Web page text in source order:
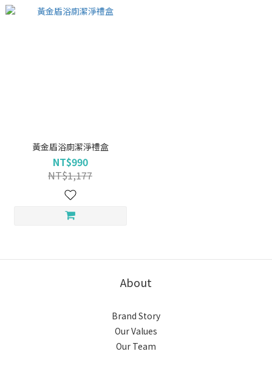
黃金盾浴廁潔淨禮盒
NT$990
NT$1,177
About
Brand Story
Our Values
Our Team